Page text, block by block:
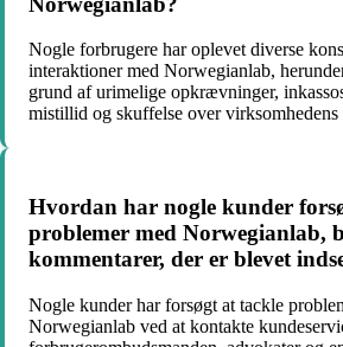
Nogle forbrugere har oplevet diverse
interaktioner med Norwegianlab,
grund af urimelige opkrævninger,
mistillid og skuffelse over virksomhedens
Hvordan har nogle kunder
problemer med Norwegianlab,
kommentarer, der er blevet
Nogle kunder har forsøgt at tackle
Norwegianlab ved at kontakte